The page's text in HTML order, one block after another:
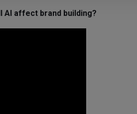
AI affect brand building?